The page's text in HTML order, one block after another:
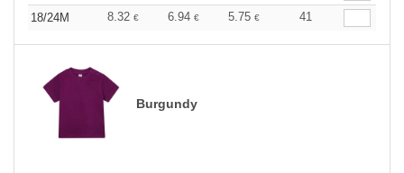
18/24M
8.32 € 6.94 € 5.75 € 41
Burgundy